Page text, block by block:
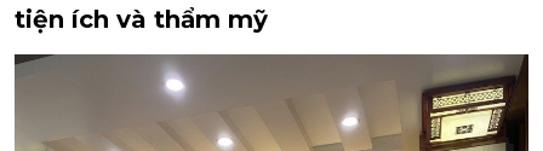
tiện ích và thẩm mỹ